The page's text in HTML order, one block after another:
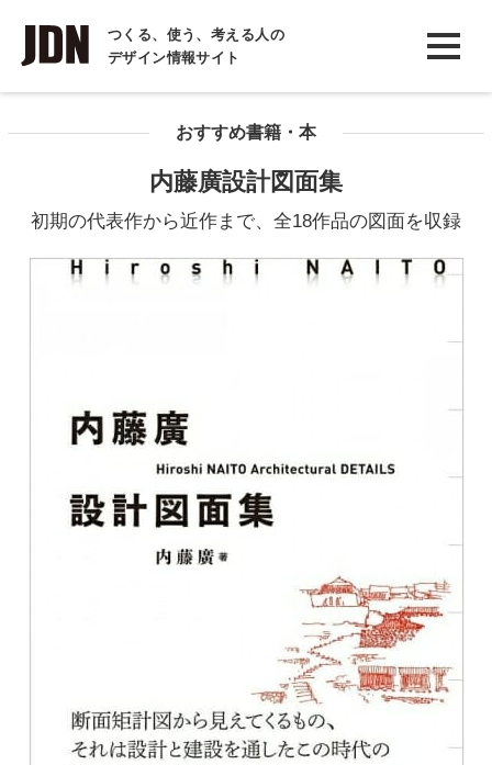
つくる、使う、考える人の
デザイン情報サイト
INTERVIEW
インタビュー
COLUMN
おすすめ書籍・本
内藤廣設計図面集
初期の代表作から近作まで、全18作品の図面を収録